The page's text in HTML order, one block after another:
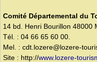
Comité Départemental du
14 bd. Henri Bourillon 48000
Tél. : 04 66 65 60 00.
Mel. : cdt.lozere@lozere-
Site : http://www.lozere-